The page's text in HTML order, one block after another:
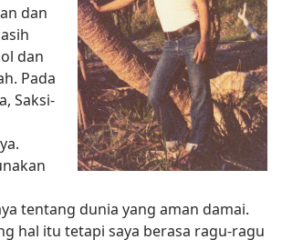
dan
dan
Pada
Saksi-
tentang dunia yang aman damai.
hal itu tetapi saya berasa ragu-ragu